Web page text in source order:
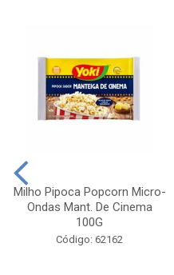
Milho Pipoca Popcorn Micro-
Ondas Mant. De Cinema
100G
Código: 62162